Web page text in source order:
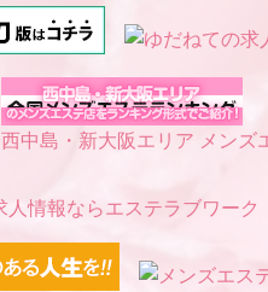
西中島・新大阪エリア メンズ